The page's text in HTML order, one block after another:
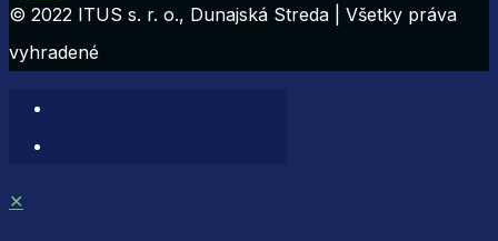
© 2022 ITUS s. r. o., Dunajská Streda | Všetky práva
vyhradené
✕